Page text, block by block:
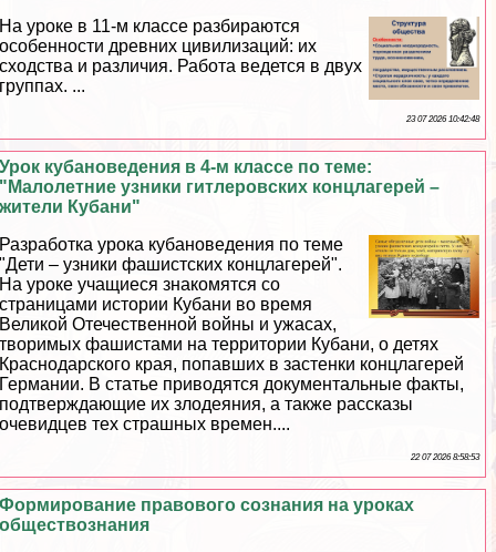
На уроке в 11-м классе разбираются
особенности древних цивилизаций: их
сходства и различия. Работа ведется в двух
группах. ...
23 07 2026 10:42:48
Урок кубановедения в 4-м классе по теме:
"Малолетние узники гитлеровских концлагерей –
жители Кубани"
Разработка урока кубановедения по теме
"Дети – узники фашистских концлагерей".
На уроке учащиеся знакомятся со
страницами истории Кубани во время
Великой Отечественной войны и ужасах,
творимых фашистами на территории Кубани, о детях
Краснодарского края, попавших в застенки концлагерей
Германии. В статье приводятся документальные факты,
подтверждающие их злодеяния, а также рассказы
очевидцев тех страшных времен....
22 07 2026 8:58:53
Формирование правового сознания на уроках
обществознания